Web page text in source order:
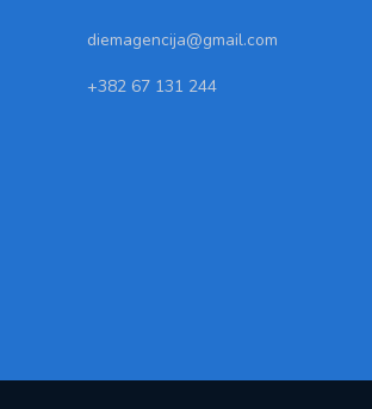
diemagencija@gmail.com
+382 67 131 244